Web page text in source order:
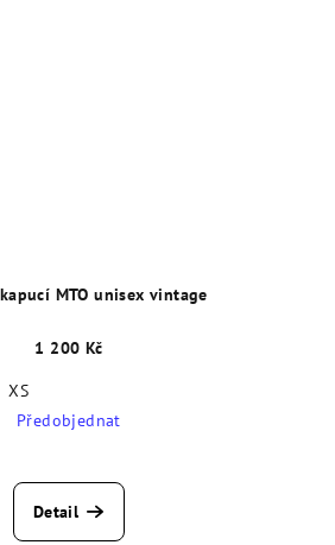
MTO unisex vintage
1 200 Kč
XS
Předobjednat
Detail